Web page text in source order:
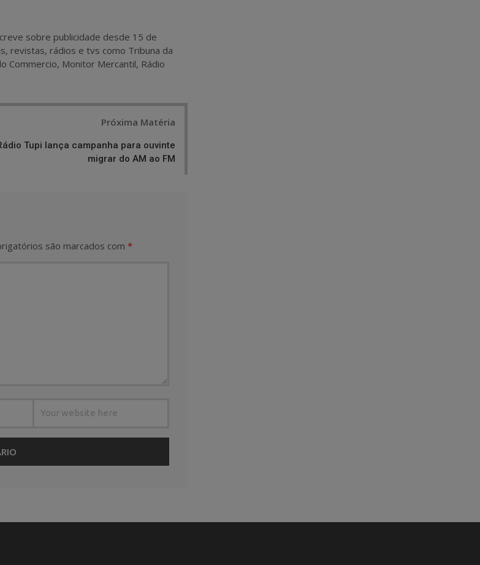
sobre publicidade desde 15 de
revistas, rádios e tvs como Tribuna da
Commercio, Monitor Mercantil, Rádio
Próxima Matéria
Tupi lança campanha para ouvinte
migrar do AM ao FM
são marcados com *